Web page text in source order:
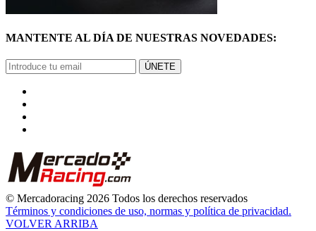
MANTENTE AL DÍA DE NUESTRAS NOVEDADES:
ÚNETE
© Mercadoracing 2026 Todos los derechos reservados
Términos y condiciones de uso, normas y política de privacidad.
VOLVER ARRIBA